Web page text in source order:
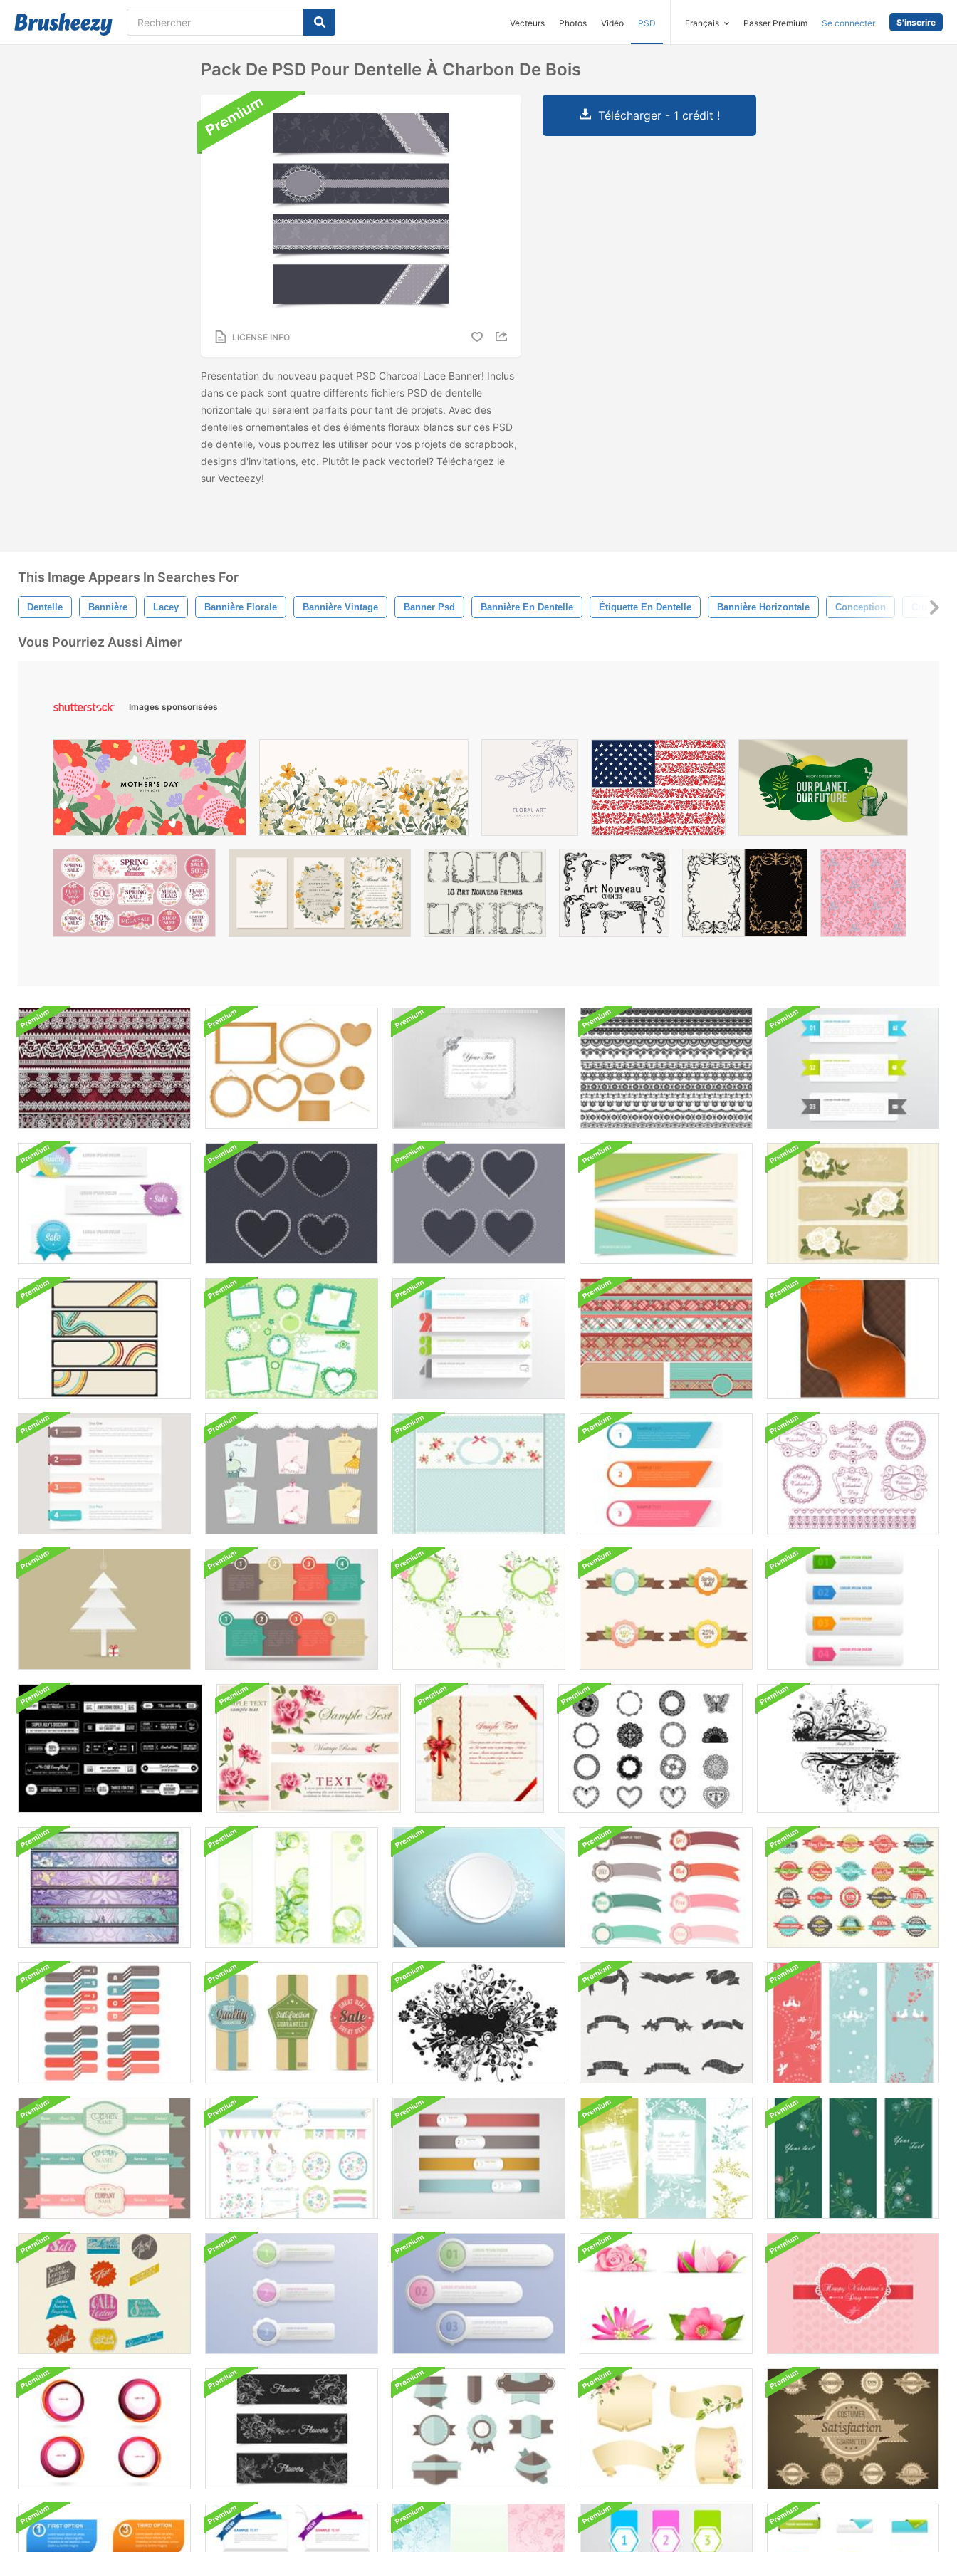
Vecteurs Photos Vidéo PSD Français Passer Premium Se connecter S'inscrire
Pack De PSD Pour Dentelle À Charbon De Bois
LICENSE INFO
Présentation du nouveau paquet PSD Charcoal Lace Banner! Inclus
dans ce pack sont quatre différents fichiers PSD de dentelle
horizontale qui seraient parfaits pour tant de projets. Avec des
dentelles ornementales et des éléments floraux blancs sur ces PSD
de dentelle, vous pourrez les utiliser pour vos projets de scrapbook,
designs d'invitations, etc. Plutôt le pack vectoriel? Téléchargez le
sur Vecteezy!
Télécharger - 1 crédit !
This Image Appears In Searches For
Dentelle Bannière Lacey Bannière Florale Bannière Vintage Banner Psd Bannière En Dentelle Étiquette En Dentelle Bannière Horizontale Conception
Vous Pourriez Aussi Aimer
Images sponsorisées